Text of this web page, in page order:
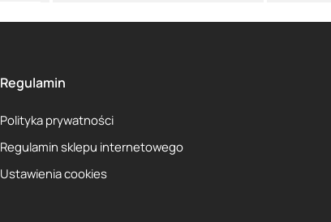
Regulamin
Polityka prywatności
Regulamin sklepu internetowego
Ustawienia cookies